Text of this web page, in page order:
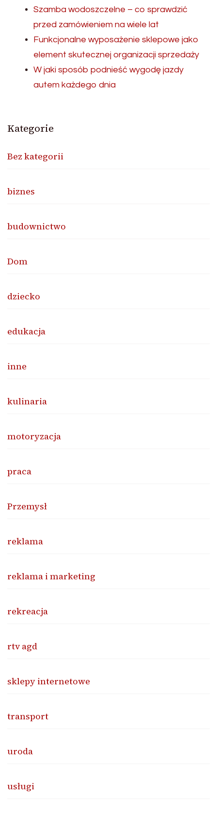
Szamba wodoszczelne – co sprawdzić
przed zamówieniem na wiele lat
Funkcjonalne wyposażenie sklepowe jako
element skutecznej organizacji sprzedaży
W jaki sposób podnieść wygodę jazdy
autem każdego dnia
Kategorie
Bez kategorii
biznes
budownictwo
Dom
dziecko
edukacja
inne
kulinaria
motoryzacja
praca
Przemysł
reklama
reklama i marketing
rekreacja
rtv agd
sklepy internetowe
transport
uroda
usługi